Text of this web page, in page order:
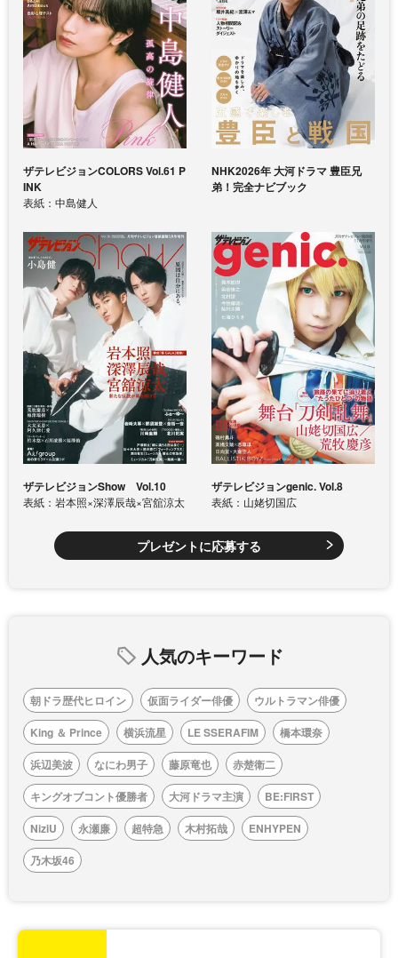
ザテレビジョンCOLORS Vol.61 P
INK
表紙：中島健人
NHK2026年 大河ドラマ 豊臣兄
弟！完全ナビブック
ザテレビジョンShow Vol.10
表紙：岩本照×深澤辰哉×宮舘涼太
ザテレビジョンgenic. Vol.8
表紙：山姥切国広
プレゼントに応募する
人気のキーワード
朝ドラ歴代ヒロイン 仮面ライダー俳優
ウルトラマン俳優
King ＆ Prince
横浜流星 LE SSERAFIM
橋本環奈
浜辺美波
なにわ男子 藤原竜也
赤楚衛二
キングオブコント優勝者
大河ドラマ主演
BE:FIRST
NiziU
永瀬廉 超特急 木村拓哉
ENHYPEN
乃木坂46